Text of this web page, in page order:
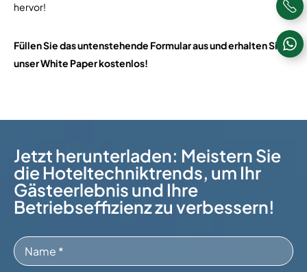
hervor!
Füllen Sie das untenstehende Formular aus und erhalten Sie
unser White Paper kostenlos!
Jetzt herunterladen: Meistern Sie
die Hoteltechniktrends, um Ihr
Gästeerlebnis und Ihre
Betriebseffizienz zu verbessern!